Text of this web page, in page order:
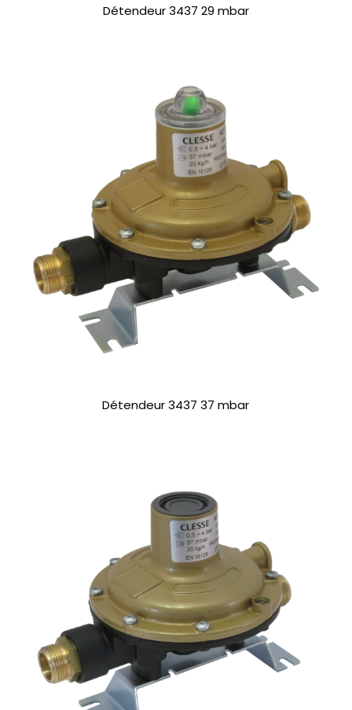
Détendeur 3437 29 mbar
Détendeur 3437 37 mbar